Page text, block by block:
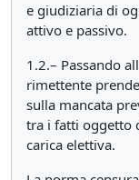
e giudiziaria di
attivo e passivo.
1.2.– Passando
rimettente
sulla mancata
tra i fatti oggetto
carica elettiva.